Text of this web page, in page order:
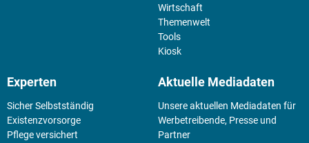
Wirtschaft
Themenwelt
Tools
Kiosk
Experten
Sicher Selbstständig
Existenz­vorsorge
Pflege versichert
Aktuelle Mediadaten
Unsere aktuellen Mediadaten für
Werbetreibende, Presse und
Partner